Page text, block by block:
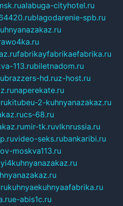
alabuga-cityhotel.ru
blagodarenie-spb.ru
fabrikayfabrikaefabrika.ru
113.rubiletnadom.ru
brazzers-hd.ruz-host.ru
naperekate.ru
kitubeu-2-kuhnyanazakaz.ru
cs-68.ru
mir-tk.ruvlknrussia.ru
video-seks.rubankaribi.ru
moskva113.ru
kuhnyaekuhnyaafabrika.ru
e-abis1c.ru